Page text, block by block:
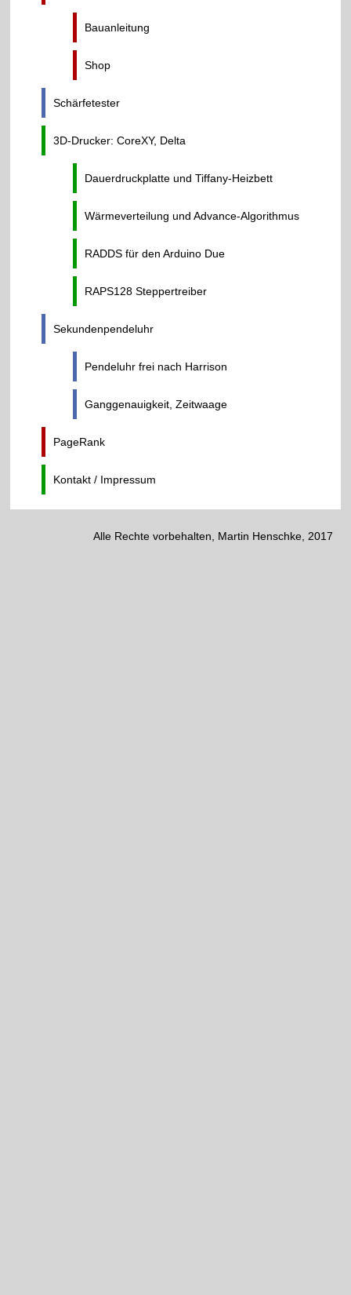
Bauanleitung
Shop
Schärfetester
3D-Drucker: CoreXY, Delta
Dauerdruckplatte und Tiffany-Heizbett
Wärmeverteilung und Advance-Algorithmus
RADDS für den Arduino Due
RAPS128 Steppertreiber
Sekundenpendeluhr
Pendeluhr frei nach Harrison
Ganggenauigkeit, Zeitwaage
PageRank
Kontakt / Impressum
Alle Rechte vorbehalten, Martin Henschke, 2017